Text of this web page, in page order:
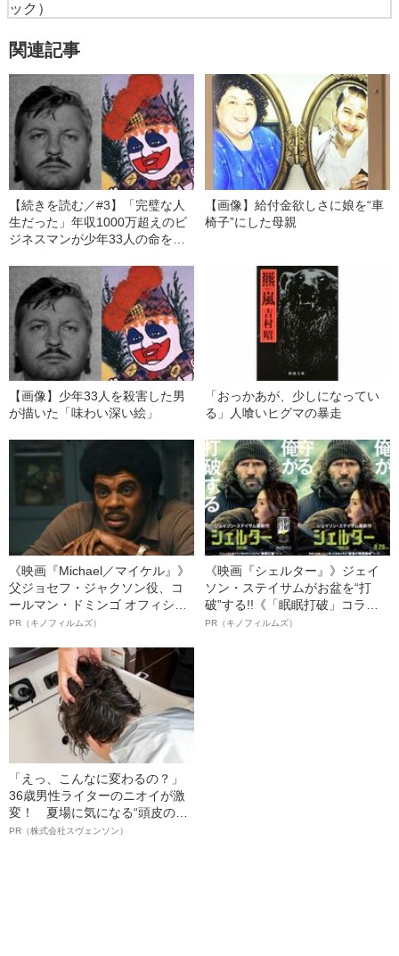
ック）
関連記事
【続きを読む／#3】「完璧な人
生だった」年収1000万超えのビ
ジネスマンが少年33人の命を奪
【画像】給付金欲しさに娘を“車
椅子”にした母親
【画像】少年33人を殺害した男
が描いた「味わい深い絵」
「おっかあが、少しになってい
る」人喰いヒグマの暴走
《映画『Michael／マイケル』》
父ジョセフ・ジャクソン役、コ
ールマン・ドミンゴ オフィシャ
ルインタビュー“観客を魅了した
語る”《日本興収70億円突破》
PR（キノフィルムズ）
《映画『シェルター』》ジェイ
ソン・ステイサムがお盆を“打
破”する!!《「眠眠打破」コラ
ボ》
PR（キノフィルムズ）
「えっ、こんなに変わるの？」
36歳男性ライターのニオイが激
変！ 夏場に気になる“頭皮のニ
オイ”や“ベタつき”を解消す
PR（株式会社スヴェンソン）